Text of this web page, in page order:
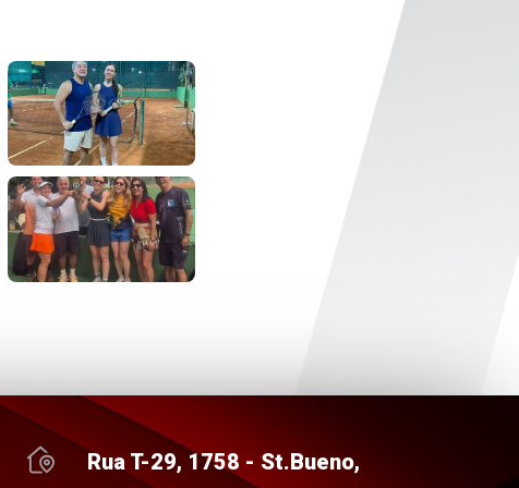
Rua T-29, 1758 - St.Bueno,